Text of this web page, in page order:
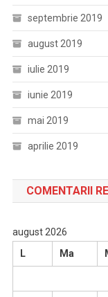
septembrie 2019
august 2019
iulie 2019
iunie 2019
mai 2019
aprilie 2019
COMENTARII
august 2026
L
Ma